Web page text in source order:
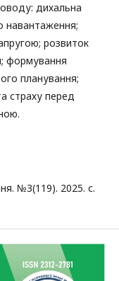
дихальна
навантаження;
розвиток
формування
планування;
страху перед
№3(119). 2025. с.